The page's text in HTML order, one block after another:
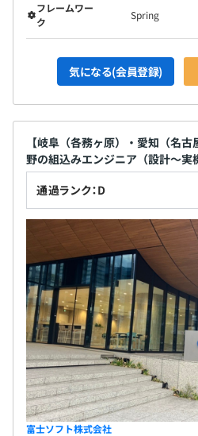
フレームワー
ク
Spring
気になる(会員登録)
【岐阜（各務ヶ原）・愛知（名
野の組込みエンジニア（設計～実
通過ランク：D
富士ソフト株式会社